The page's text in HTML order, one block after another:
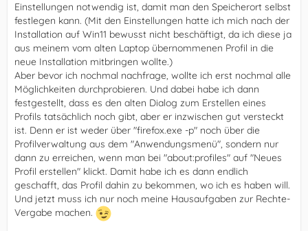
Einstellungen notwendig ist, damit man den Speicherort selbst
festlegen kann. (Mit den Einstellungen hatte ich mich nach der
Installation auf Win11 bewusst nicht beschäftigt, da ich diese ja
aus meinem vom alten Laptop übernommenen Profil in die
neue Installation mitbringen wollte.)
Aber bevor ich nochmal nachfrage, wollte ich erst nochmal alle
Möglichkeiten durchprobieren. Und dabei habe ich dann
festgestellt, dass es den alten Dialog zum Erstellen eines
Profils tatsächlich noch gibt, aber er inzwischen gut versteckt
ist. Denn er ist weder über "firefox.exe -p" noch über die
Profilverwaltung aus dem "Anwendungsmenü", sondern nur
dann zu erreichen, wenn man bei "about:profiles" auf "Neues
Profil erstellen" klickt. Damit habe ich es dann endlich
geschafft, das Profil dahin zu bekommen, wo ich es haben will.
Und jetzt muss ich nur noch meine Hausaufgaben zur Rechte-
Vergabe machen.